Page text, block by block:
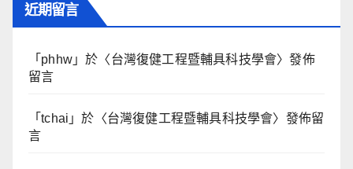
近期留言
「 phhw 」於〈台灣復健工程暨輔具科技學會〉發佈
留言
「tchai 」於〈台灣復健工程暨輔具科技學會〉發佈留
言